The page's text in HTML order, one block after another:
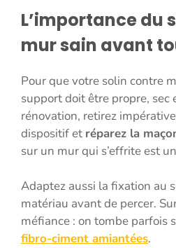
L’importance du
mur sain avant
Pour que votre solin contre
support doit être propre, sec
rénovation, retirez
dispositif et réparez la
sur un mur qui s’effrite est
Adaptez aussi la fixation au
matériau avant de percer.
méfiance : on tombe parfois
fibro-ciment amiantées.